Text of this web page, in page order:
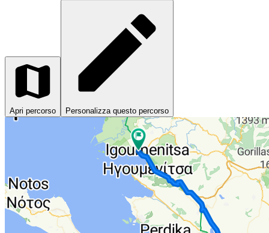
Apri percorso Personalizza questo percorso